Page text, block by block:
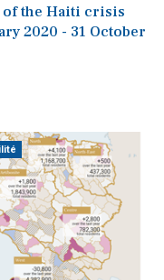
the Haiti crisis
2020 - 31 October